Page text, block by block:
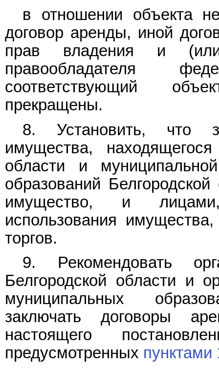
в отношении объекта
договор аренды, иной
прав владения и
правообладателя
соответствующий
прекращены.
8. Установить, что
имущества,
области и
образований
имущество, и
использования
торгов.
9. Рекомендовать
Белгородской области и
муниципальных
заключать договоры
настоящего
предусмотренных пунктами